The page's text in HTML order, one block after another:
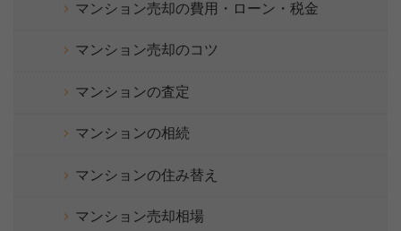
マンション売却の費用・ローン・税金
マンション売却のコツ
マンションの査定
マンションの相続
マンションの住み替え
マンション売却相場